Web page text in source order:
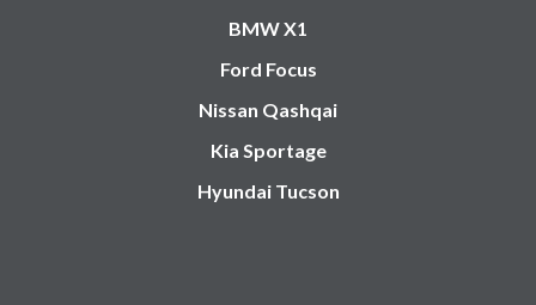
BMW X1
Ford Focus
Nissan Qashqai
Kia Sportage
Hyundai Tucson